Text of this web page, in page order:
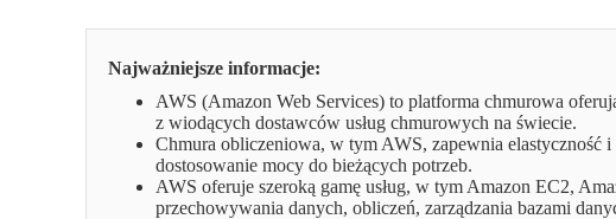
Najważniejsze informacje:
AWS (Amazon Web Services) to platforma chmurowa
z wiodących dostawców usług chmurowych na świecie.
Chmura obliczeniowa, w tym AWS, zapewnia
dostosowanie mocy do bieżących potrzeb.
AWS oferuje szeroką gamę usług, w tym Amazon EC2,
przechowywania danych, obliczeń, zarządzania bazami